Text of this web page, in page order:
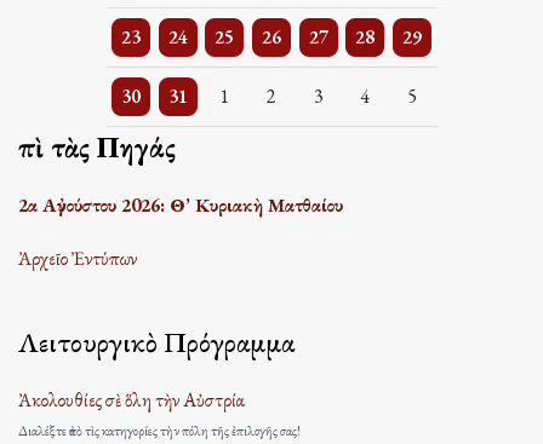
23
2 events 24
One event25
One event26
One event27
One event28
2 events 29
2 events
30
3 events 31
One event1
One event2
One event3
One event4
One event5
One event
Ἐπὶ τὰς Πηγάς
2α Αὐγούστου 2026: Θ’ Κυριακὴ Ματθαίου
Ἀρχεῖο Ἐντύπων
Λειτουργικὸ Πρόγραμμα
Ἀκολουθίες σὲ ὅλη τὴν Αὐστρία
Διαλέξτε ἀπὸ τὶς κατηγορίες τὴν πόλη τῆς ἐπιλογῆς σας!